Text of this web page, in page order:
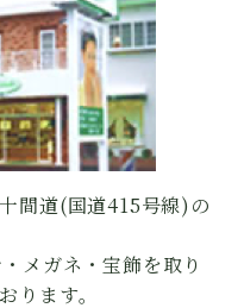
間道(国道415号線)の
メガネ・宝飾を取り
ります。